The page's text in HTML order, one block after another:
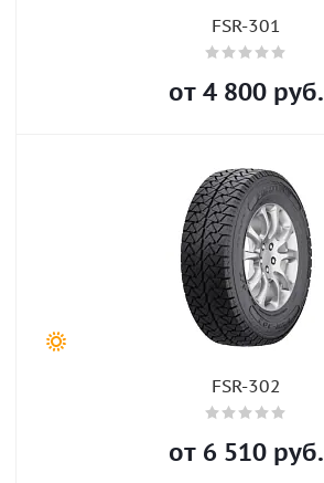
FSR-301
от 4 800руб.
FSR-302
от 6 510руб.